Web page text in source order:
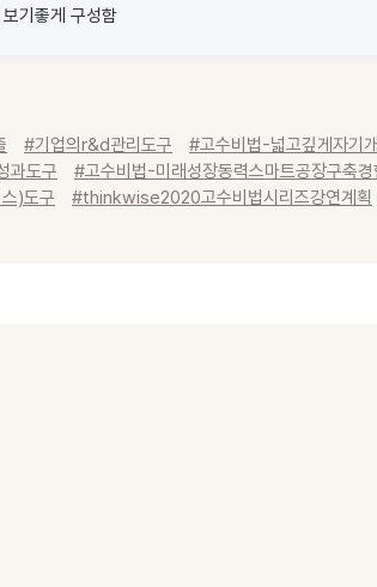
기좋게 구성함
#기업의r&d관리도구 #고수비법-넓고깊게자기
과도구
#고수비법-미래성장동력스마트공장구축경
)도구
#thinkwise2020고수비법시리즈강연계획